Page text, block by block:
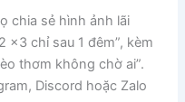
chia sẻ hình ảnh lãi
x3 chỉ sau 1 đêm”, kèm
thơm không chờ ai”.
Discord hoặc Zalo